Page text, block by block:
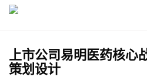
上市公司易明医药核心
策划设计